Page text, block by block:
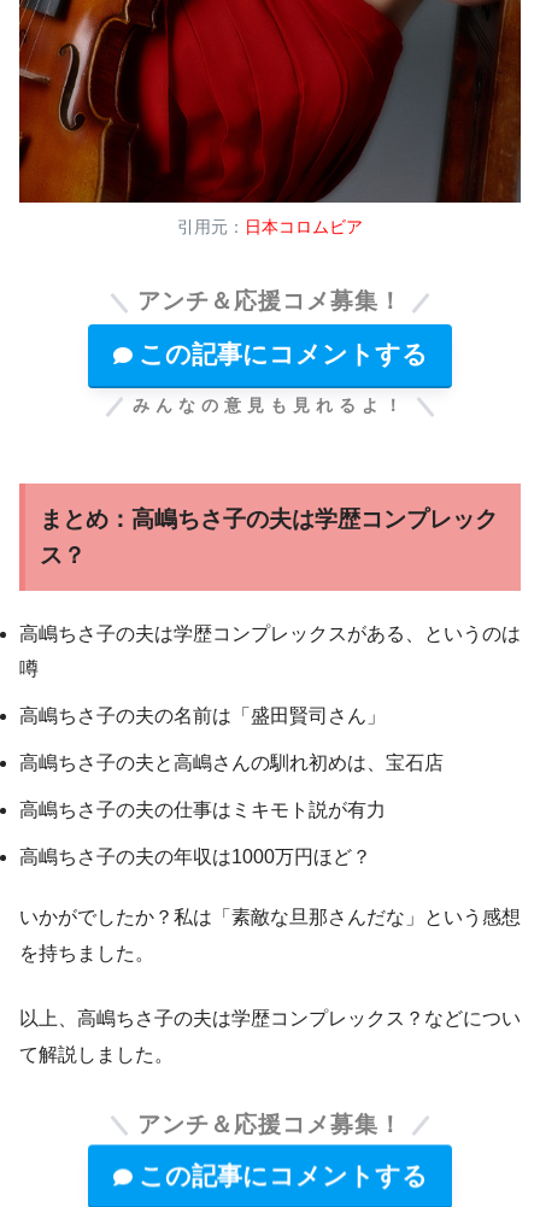
引用元： 日本コロムビア
アンチ＆応援コメ募集！
この記事にコメントする
みんなの意見も見れるよ！
まとめ：高嶋ちさ子の夫は学歴コンプレック
ス？
高嶋ちさ子の夫は学歴コンプレックスがある、というのは
噂
高嶋ちさ子の夫の名前は「盛田賢司さん」
高嶋ちさ子の夫と高嶋さんの馴れ初めは、宝石店
高嶋ちさ子の夫の仕事はミキモト説が有力
高嶋ちさ子の夫の年収は1000万円ほど？
いかがでしたか？私は「素敵な旦那さんだな」という感想
を持ちました。
以上、高嶋ちさ子の夫は学歴コンプレックス？などについ
て解説しました。
アンチ＆応援コメ募集！
この記事にコメントする